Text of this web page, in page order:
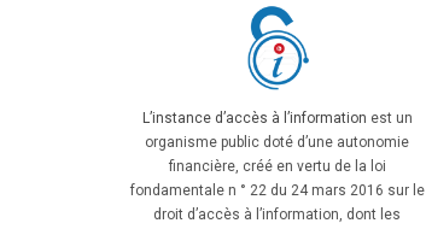
L’instance d’accès à l’information est un
organisme public doté d’une autonomie
financière, créé en vertu de la loi
fondamentale n ° 22 du 24 mars 2016 sur le
droit d’accès à l’information, dont les